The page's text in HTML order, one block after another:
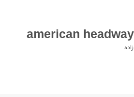
american